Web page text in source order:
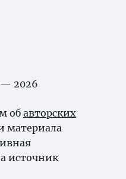
— 2026
об авторских
материала
источник